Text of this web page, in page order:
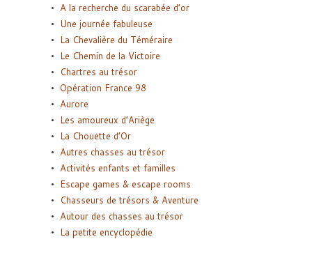
A la recherche du scarabée d’or
Une journée fabuleuse
La Chevalière du Téméraire
Le Chemin de la Victoire
Chartres au trésor
Opération France 98
Aurore
Les amoureux d’Ariège
La Chouette d’Or
Autres chasses au trésor
Activités enfants et familles
Escape games & escape rooms
Chasseurs de trésors & Aventure
Autour des chasses au trésor
La petite encyclopédie